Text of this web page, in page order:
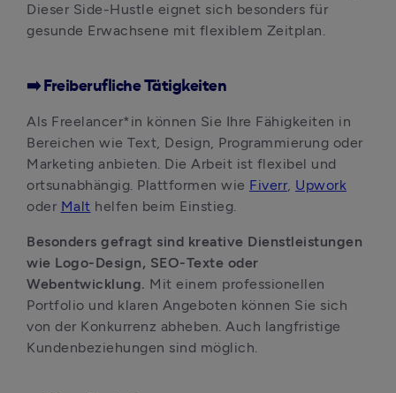
Dieser Side-Hustle eignet sich besonders für
gesunde Erwachsene mit flexiblem Zeitplan.
➡️ Freiberufliche Tätigkeiten
Als Freelancer*in können Sie Ihre Fähigkeiten in
Bereichen wie Text, Design, Programmierung oder
Marketing anbieten. Die Arbeit ist flexibel und
ortsunabhängig. Plattformen wie Fiverr, Upwork
oder Malt helfen beim Einstieg.
Besonders gefragt sind kreative Dienstleistungen
wie Logo-Design, SEO-Texte oder
Webentwicklung. Mit einem professionellen
Portfolio und klaren Angeboten können Sie sich
von der Konkurrenz abheben. Auch langfristige
Kundenbeziehungen sind möglich.